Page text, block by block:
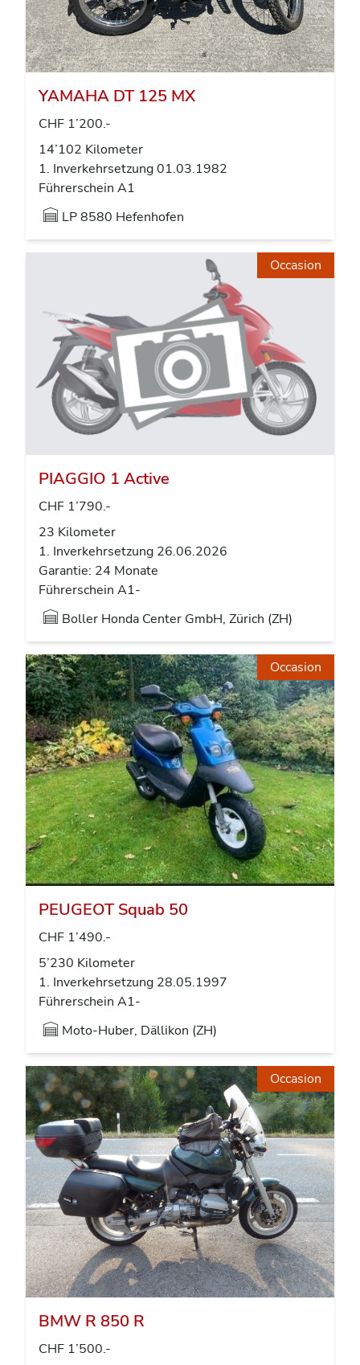
YAMAHA DT 125 MX
CHF 1’200.-
14’102 Kilometer
1. Inverkehrsetzung 01.03.1982
Führerschein A1
LP8580 Hefenhofen
Occasion
PIAGGIO 1 Active
CHF 1’790.-
23 Kilometer
1. Inverkehrsetzung 26.06.2026
Garantie: 24 Monate
Führerschein A1-
Boller Honda Center GmbH, Zürich (ZH)
Occasion
PEUGEOT Squab 50
CHF 1’490.-
5’230 Kilometer
1. Inverkehrsetzung 28.05.1997
Führerschein A1-
Moto-Huber, Dällikon (ZH)
Occasion
BMW R 850 R
CHF 1’500.-